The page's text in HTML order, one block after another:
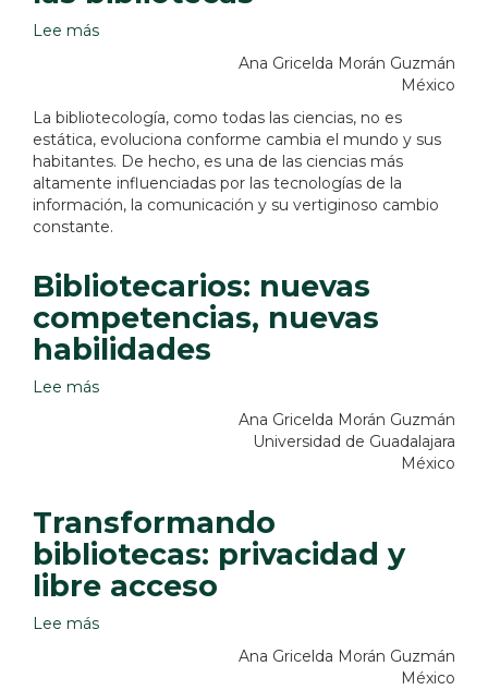
Lee más
celebrar
a
las
bibliotecas
Ana Gricelda Morán Guzmán
México
La bibliotecología, como todas las ciencias, no es
estática, evoluciona conforme cambia el mundo y sus
habitantes. De hecho, es una de las ciencias más
altamente influenciadas por las tecnologías de la
información, la comunicación y su vertiginoso cambio
constante.
Bibliotecarios: nuevas
competencias, nuevas
habilidades
Lee más
Ana Gricelda Morán Guzmán
Universidad de Guadalajara
México
Transformando
bibliotecas: privacidad y
libre acceso
Lee más
Ana Gricelda Morán Guzmán
México